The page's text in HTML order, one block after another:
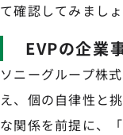
て確認してみましょ
EVPの企業
ソニーグループ株
え、個の自律性と
な関係を前提に、